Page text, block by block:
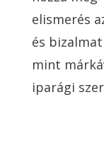
elismerés
és bizalmat
mint
iparági